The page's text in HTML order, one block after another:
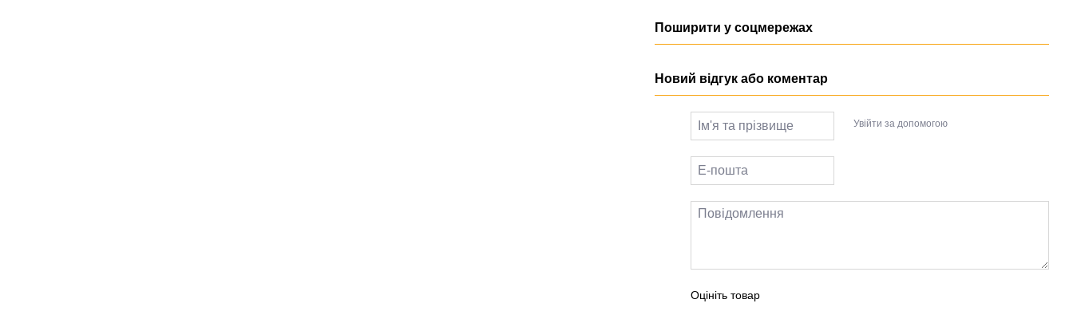
Поширити у соцмережах
Новий відгук або коментар
Увійти за допомогою
Оцініть товар